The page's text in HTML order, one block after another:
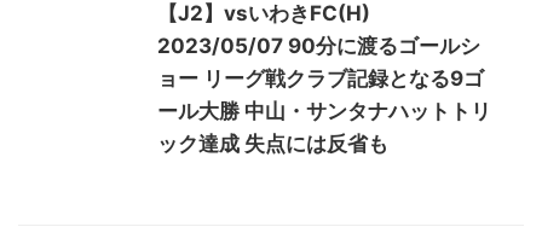
【J2】vsいわきFC(H)
2023/05/07 90分に渡るゴールシ
ョー リーグ戦クラブ記録となる9ゴ
ール大勝 中山・サンタナハットトリ
ック達成 失点には反省も